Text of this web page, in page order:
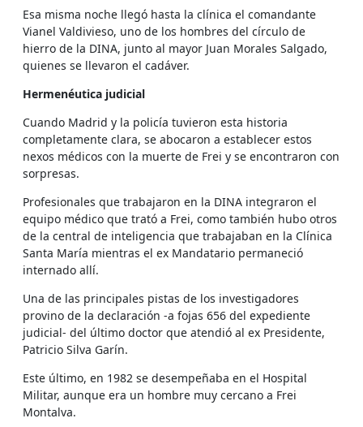
Esa misma noche llegó hasta la clínica el comandante
Vianel Valdivieso, uno de los hombres del círculo de
hierro de la DINA, junto al mayor Juan Morales Salgado,
quienes se llevaron el cadáver.
Hermenéutica judicial
Cuando Madrid y la policía tuvieron esta historia
completamente clara, se abocaron a establecer estos
nexos médicos con la muerte de Frei y se encontraron con
sorpresas.
Profesionales que trabajaron en la DINA integraron el
equipo médico que trató a Frei, como también hubo otros
de la central de inteligencia que trabajaban en la Clínica
Santa María mientras el ex Mandatario permaneció
internado allí.
Una de las principales pistas de los investigadores
provino de la declaración -a fojas 656 del expediente
judicial- del último doctor que atendió al ex Presidente,
Patricio Silva Garín.
Este último, en 1982 se desempeñaba en el Hospital
Militar, aunque era un hombre muy cercano a Frei
Montalva.